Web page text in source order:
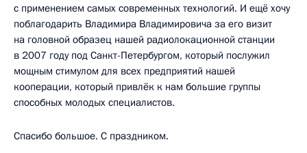
с применением самых современных технологий. И ещё хочу
поблагодарить Владимира Владимировича за его визит
на головной образец нашей радиолокационной станции
в 2007 году под Санкт-Петербургом, который послужил
мощным стимулом для всех предприятий нашей
кооперации, который привлёк к нам большие группы
способных молодых специалистов.
Спасибо большое. С праздником.